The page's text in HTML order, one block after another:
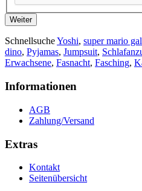
Weiter
SchnellsucheYoshi, super mario
dino, Pyjamas, Jumpsuit,
Erwachsene, Fasnacht, Fasching,
Informationen
AGB
Zahlung/Versand
Extras
Kontakt
Seitenübersicht